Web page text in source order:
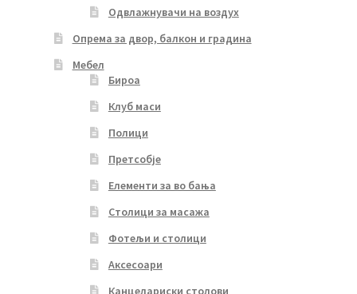
Одвлажнувачи на воздух
Опрема за двор, балкон и градина
Мебел
Бироа
Клуб маси
Полици
Претсобје
Елементи за во бања
Столици за масажа
Фотељи и столици
Аксесоари
Канцелариски столови